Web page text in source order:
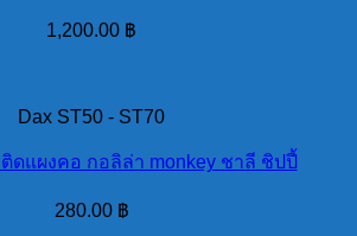
1,200.00 ฿
Dax ST50 - ST70
ดแผงคอ กอลิล่า monkey ชาลี ชิปปี้
280.00 ฿